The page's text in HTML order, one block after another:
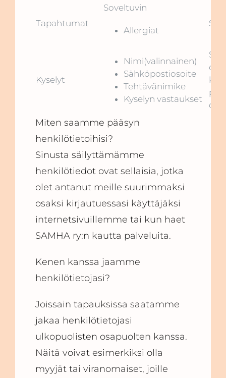
Tapahtumat
Soveltuvin
Allergiat
Kyselyt
Nimi(valinnainen)
Sähköpostiosoite
Tehtävänimike
Kyselyn vastaukset
Miten saamme pääsyn
henkilötietoihisi?
Sinusta säilyttämämme
henkilötiedot ovat sellaisia, jotka
olet antanut meille suurimmaksi
osaksi kirjautuessasi käyttäjäksi
internetsivuillemme tai kun haet
SAMHA ry:n kautta palveluita.
Kenen kanssa jaamme
henkilötietojasi?
Joissain tapauksissa saatamme
jakaa henkilötietojasi
ulkopuolisten osapuolten kanssa.
Näitä voivat esimerkiksi olla
myyjät tai viranomaiset, joille